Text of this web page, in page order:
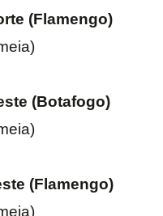
(Flamengo)
(Botafogo)
(Flamengo)